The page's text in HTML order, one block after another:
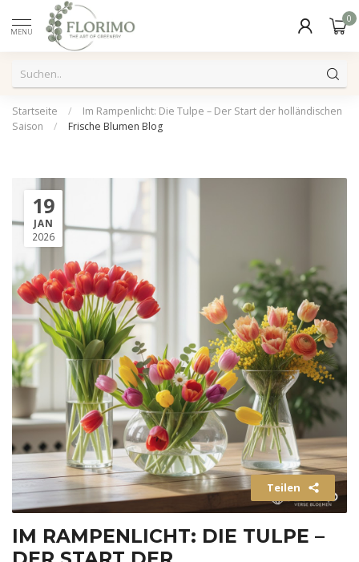
MENU
0
Startseite /
Im Rampenlicht: Die Tulpe – Der Start der holländischen
Saison
/ Frische Blumen Blog
19
JAN
2026
Teilen
IM RAMPENLICHT: DIE TULPE –